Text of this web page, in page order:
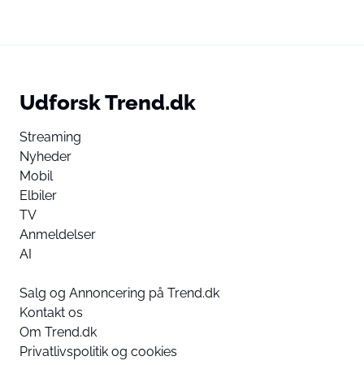
Udforsk Trend.dk
Streaming
Nyheder
Mobil
Elbiler
TV
Anmeldelser
AI
Salg og Annoncering på Trend.dk
Kontakt os
Om Trend.dk
Privatlivspolitik og cookies